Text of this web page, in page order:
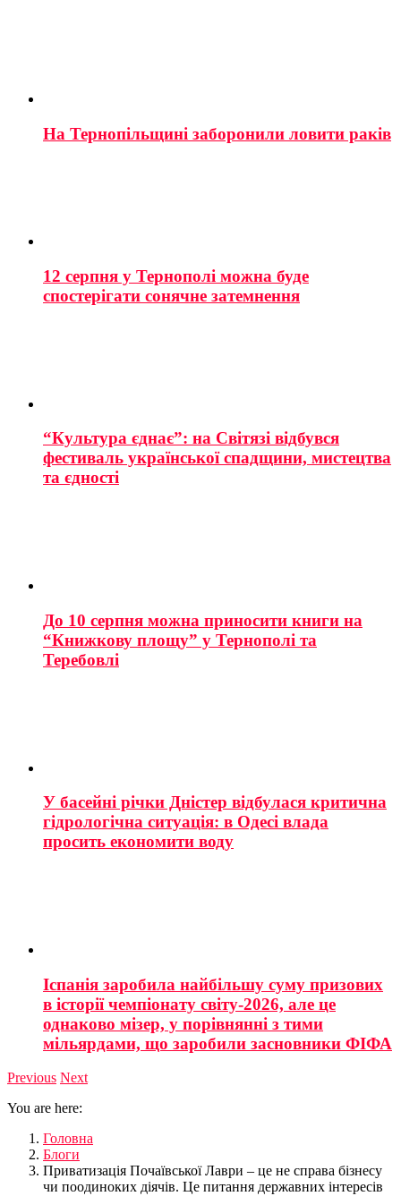
На Тернопільщині заборонили ловити раків
12 серпня у Тернополі можна буде
спостерігати сонячне затемнення
“Культура єднає”: на Світязі відбувся
фестиваль української спадщини, мистецтва
та єдності
До 10 серпня можна приносити книги на
“Книжкову площу” у Тернополі та
Теребовлі
У басейні річки Дністер відбулася критична
гідрологічна ситуація: в Одесі влада
просить економити воду
Іспанія заробила найбільшу суму призових
в історії чемпіонату світу-2026, але це
однаково мізер, у порівнянні з тими
мільярдами, що заробили засновники ФІФА
Previous Next
You are here:
Головна
Блоги
Приватизація Почаївської Лаври – це не справа бізнесу
чи поодиноких діячів. Це питання державних інтересів